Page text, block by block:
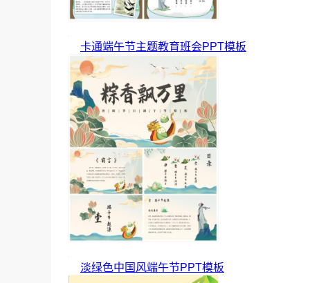
卡通端午节主题教育班会PPT模板
淡绿色中国风端午节PPT模板